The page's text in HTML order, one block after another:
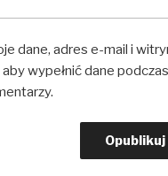
dane, adres e-mail i
wypełnić dane